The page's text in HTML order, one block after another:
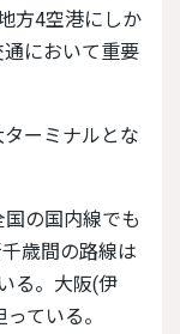
方4空港にしか
において重要
歳間の路線は
る。大阪(伊
ている。